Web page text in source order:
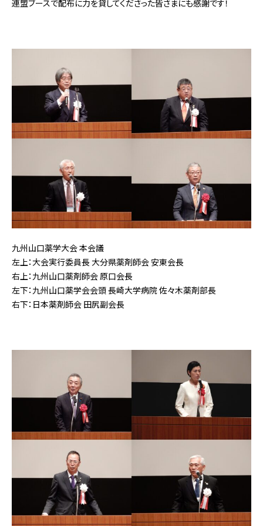
連盟ブースで配布に力を貸してくださった皆さまにも感謝です！
九州山口薬学大会 本会議
左上：大会実行委員長 大分県薬剤師会 安東会長
右上：九州山口薬剤師会 原口会長
左下：九州山口薬学会会頭 長崎大学病院 佐々木薬剤部長
右下：日本薬剤師会 田尻副会長